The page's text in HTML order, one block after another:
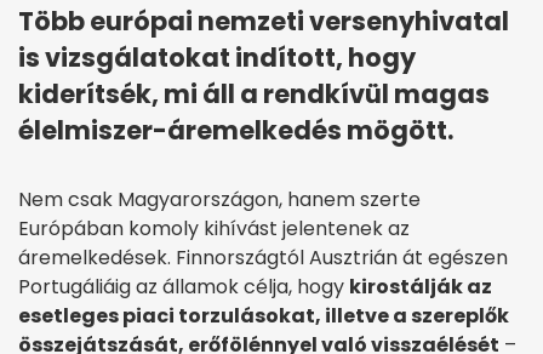
Több európai nemzeti versenyhivatal
is vizsgálatokat indított, hogy
kiderítsék, mi áll a rendkívül magas
élelmiszer-áremelkedés mögött.
Nem csak Magyarországon, hanem szerte
Európában komoly kihívást jelentenek az
áremelkedések. Finnországtól Ausztrián át egészen
Portugáliáig az államok célja, hogy kirostálják az
esetleges piaci torzulásokat, illetve a szereplők
összejátszását, erőfölénnyel való visszaélését –